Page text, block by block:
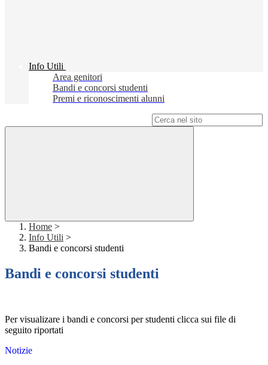
Info Utili
Area genitori
Bandi e concorsi studenti
Premi e riconoscimenti alunni
Home >
Info Utili >
Bandi e concorsi studenti
Bandi e concorsi studenti
Per visualizare i bandi e concorsi per studenti clicca sui file di
seguito riportati
Notizie